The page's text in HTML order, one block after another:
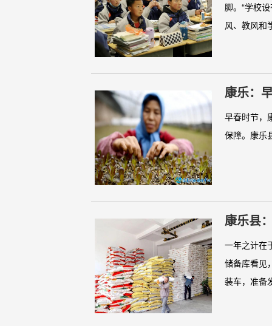
脚。“学校
风、教风和
康乐：
早春时节，
保障。康乐
康乐县
一年之计在
储备库看见
装车，准备